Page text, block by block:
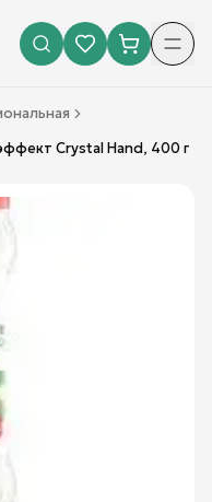
Crystal Hand, 400 г